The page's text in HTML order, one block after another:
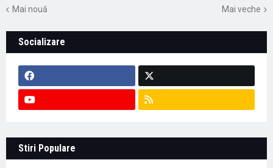
Mai nouă Mai veche
Socializare
Stiri Populare
Context important pentru educație -
Marian Preda, rectorul Universității din